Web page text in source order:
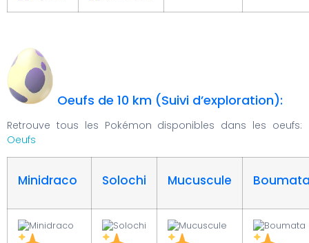
Oeufs de 10 km (Suivi d’exploration):
Retrouve tous les Pokémon disponibles dans les oeufs:
Oeufs
Minidraco Solochi Mucuscule